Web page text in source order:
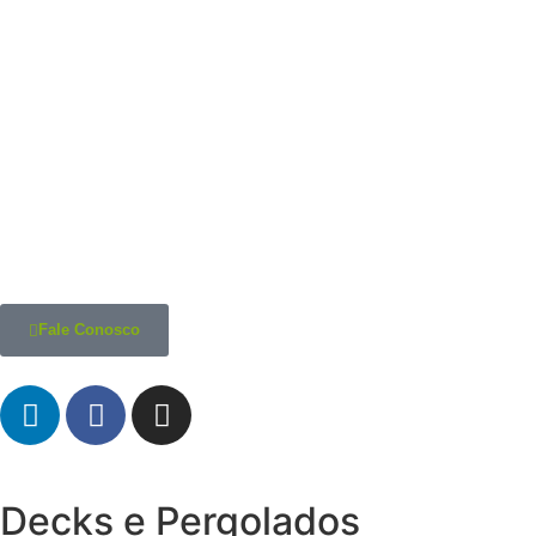
Fale Conosco
Decks e Pergolados